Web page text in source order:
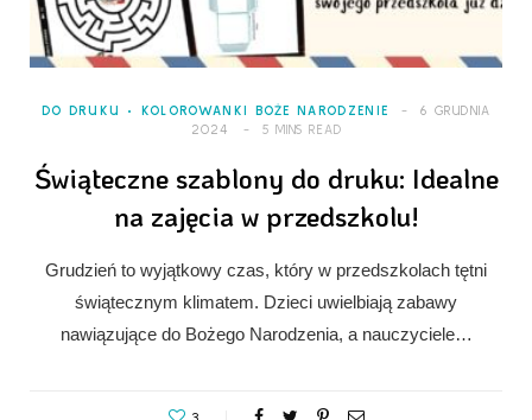
DO DRUKU KOLOROWANKI BOŻE NARODZENIE
6 GRUDNIA
2024
5 MINS READ
Świąteczne szablony do druku: Idealne
na zajęcia w przedszkolu!
Grudzień to wyjątkowy czas, który w przedszkolach tętni
świątecznym klimatem. Dzieci uwielbiają zabawy
nawiązujące do Bożego Narodzenia, a nauczyciele…